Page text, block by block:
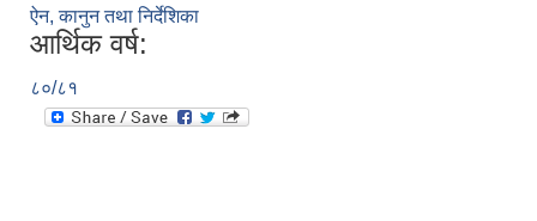
ऐन, कानुन तथा निर्देशिका
आर्थिक वर्ष:
८०/८१